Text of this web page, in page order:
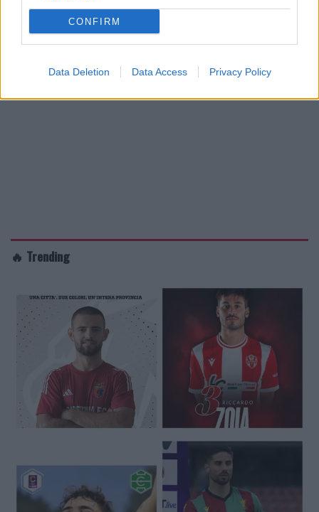
CONFIRM
Data Deletion Data Access Privacy Policy
🔥 Trending